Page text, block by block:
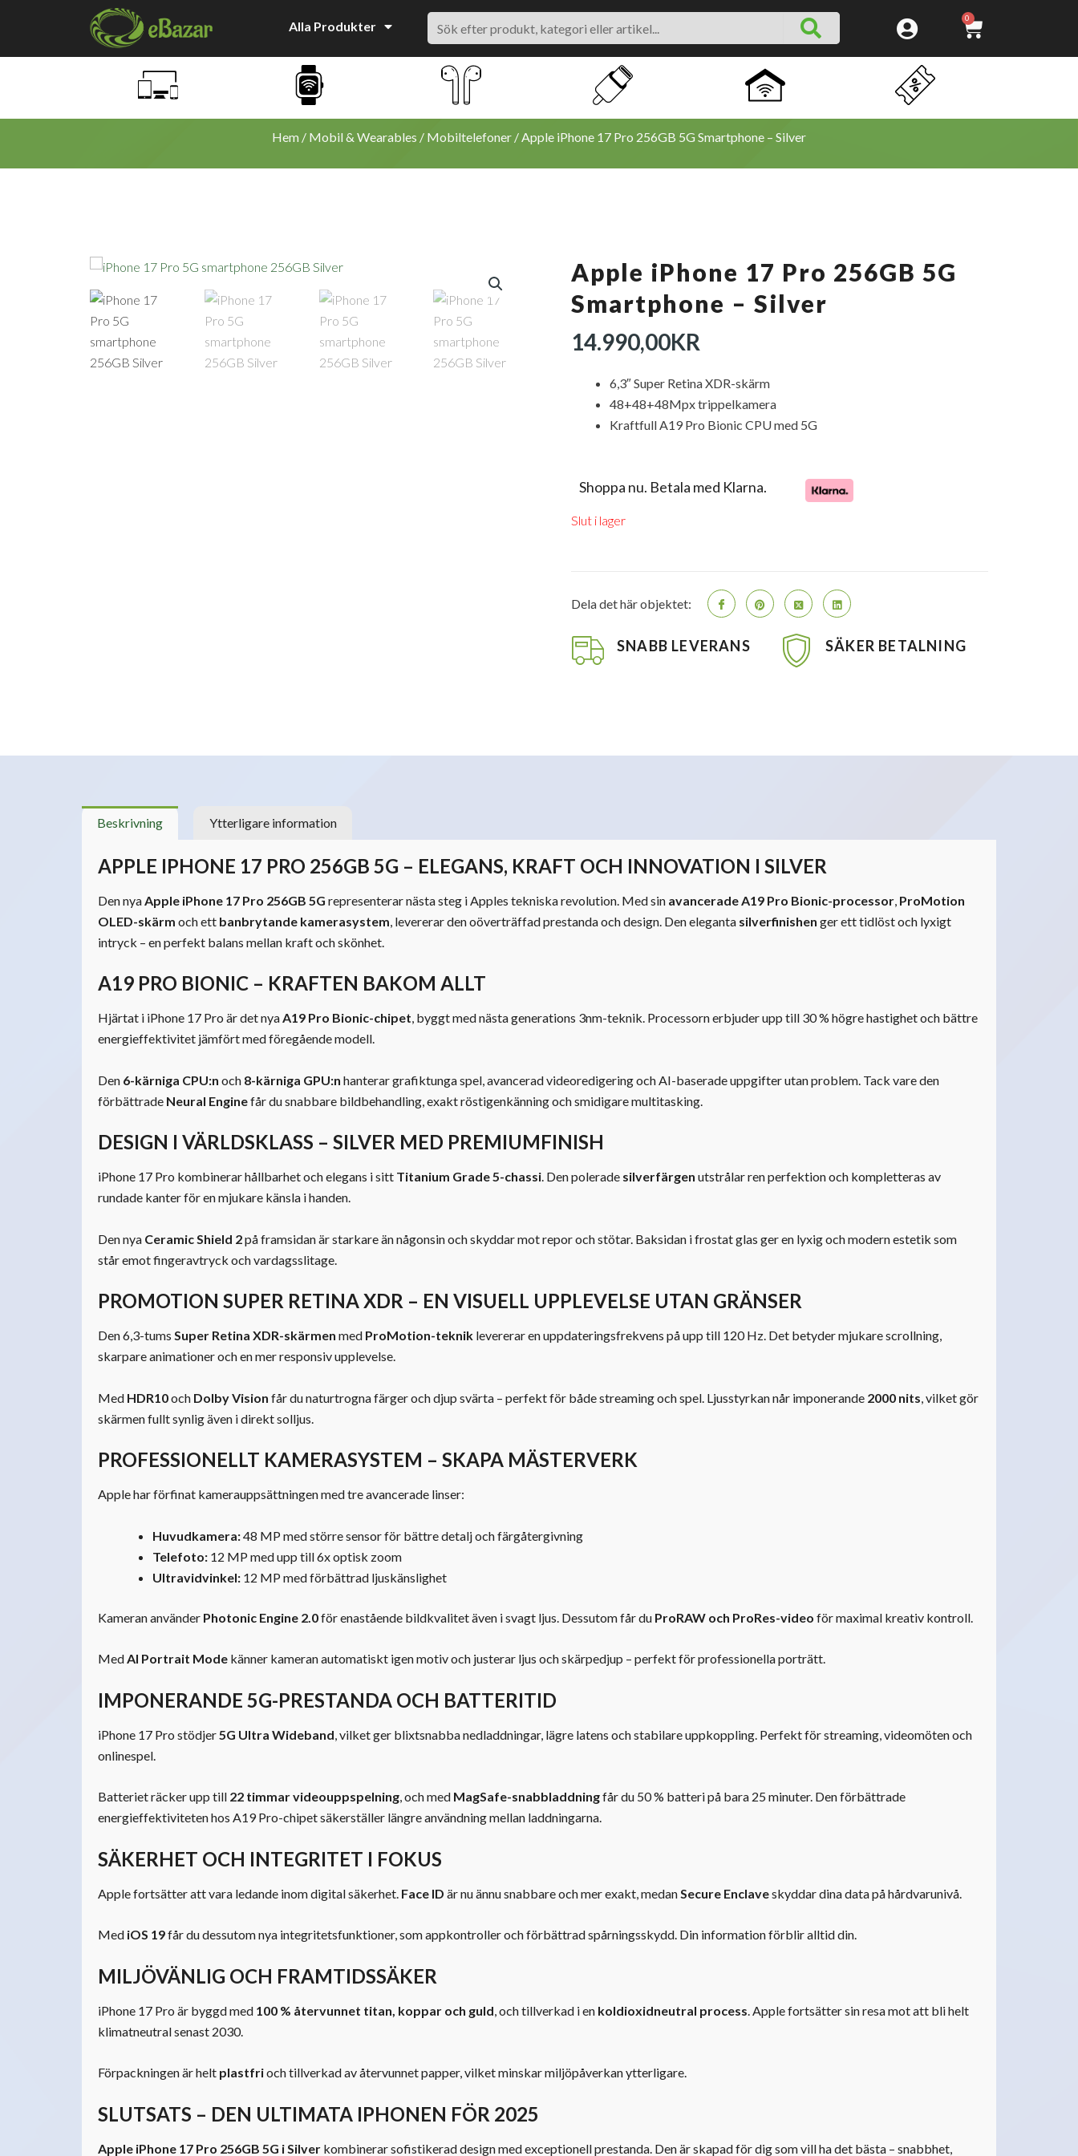
Alla Produkter
Search SEARCH 0
Hem / Mobil & Wearables / Mobiltelefoner / Apple iPhone 17 Pro 256GB 5G Smartphone – Silver
Apple iPhone 17 Pro 256GB 5G
Smartphone – Silver
14.990,00KR
6,3″ Super Retina XDR-skärm
48+48+48Mpx trippelkamera
Kraftfull A19 Pro Bionic CPU med 5G
Shoppa nu. Betala med Klarna.
Slut i lager
Dela det här objektet:
SNABB LEVERANS SÄKER BETALNING
Beskrivning Ytterligare information
APPLE IPHONE 17 PRO 256GB 5G – ELEGANS, KRAFT OCH INNOVATION I SILVER
Den nya Apple iPhone 17 Pro 256GB 5G representerar nästa steg i Apples tekniska revolution. Med sin avancerade A19 Pro Bionic-processor ProMotion
OLED-skärm och ett banbrytande kamerasystem , levererar den oöverträffad prestanda och design. Den eleganta silverfinishen ger ett tidlöst och lyxigt
intryck – en perfekt balans mellan kraft och skönhet.
A19 PRO BIONIC – KRAFTEN BAKOM ALLT
Hjärtat i iPhone 17 Pro är det nyaA19 Pro Bionic-chipet, byggt med nästa generations 3nm-teknik. Processorn erbjuder upp till 30 % högre hastighet och bättre
energieffektivitet jämfört med föregående modell.
Den 6-kärniga CPU:n och 8-kärniga GPU:n hanterar grafiktunga spel, avancerad videoredigering och AI-baserade uppgifter utan problem. Tack vare den
förbättrade Neural Enginefår du snabbare bildbehandling, exakt röstigenkänning och smidigare multitasking.
DESIGN I VÄRLDSKLASS – SILVER MED PREMIUMFINISH
iPhone 17 Pro kombinerar hållbarhet och elegans i sitt Titanium Grade 5-chassi. Den polerade silverfärgen utstrålar ren perfektion och kompletteras av
rundade kanter för en mjukare känsla i handen.
Den nya Ceramic Shield 2på framsidan är starkare än någonsin och skyddar mot repor och stötar. Baksidan i frostat glas ger en lyxig och modern estetik som
står emot fingeravtryck och vardagsslitage.
PROMOTION SUPER RETINA XDR – EN VISUELL UPPLEVELSE UTAN GRÄNSER
Den 6,3-tums Super Retina XDR-skärmen med ProMotion-teknik levererar en uppdateringsfrekvens på upp till 120 Hz. Det betyder mjukare scrollning,
skarpare animationer och en mer responsiv upplevelse.
Med HDR10och Dolby Vision får du naturtrogna färger och djup svärta – perfekt för både streaming och spel. Ljusstyrkan når imponerande 2000 nits , vilket gör
skärmen fullt synlig även i direkt solljus.
PROFESSIONELLT KAMERASYSTEM – SKAPA MÄSTERVERK
Apple har förfinat kamerauppsättningen med tre avancerade linser:
Huvudkamera:48 MP med större sensor för bättre detalj och färgåtergivning
Telefoto: 12 MP med upp till 6x optisk zoom
Ultravidvinkel: 12 MP med förbättrad ljuskänslighet
Kameran använder Photonic Engine 2.0för enastående bildkvalitet även i svagt ljus. Dessutom får du ProRAW och ProRes-video för maximal kreativ kontroll.
MedAI Portrait Mode känner kameran automatiskt igen motiv och justerar ljus och skärpedjup – perfekt för professionella porträtt.
IMPONERANDE 5G-PRESTANDA OCH BATTERITID
iPhone 17 Pro stödjer 5G Ultra Wideband , vilket ger blixtsnabba nedladdningar, lägre latens och stabilare uppkoppling. Perfekt för streaming, videomöten och
onlinespel.
Batteriet räcker upp till 22 timmar videouppspelning, och med MagSafe-snabb­laddningfår du 50 % batteri på bara 25 minuter. Den förbättrade
energieffektiviteten hos A19 Pro-chipet säkerställer längre användning mellan laddningarna.
SÄKERHET OCH INTEGRITET I FOKUS
Apple fortsätter att vara ledande inom digital säkerhet. Face ID är nu ännu snabbare och mer exakt, medan Secure Enclaveskyddar dina data på hårdvarunivå.
Med iOS 19får du dessutom nya integritetsfunktioner, som appkontroller och förbättrad spårningsskydd. Din information förblir alltid din.
MILJÖVÄNLIG OCH FRAMTIDSSÄKER
iPhone 17 Pro är byggd med 100 % återvunnet titan, koppar och guld , och tillverkad i en koldioxidneutral process . Apple fortsätter sin resa mot att bli helt
klimatneutral senast 2030.
Förpackningen är helt plastfrioch tillverkad av återvunnet papper, vilket minskar miljöpåverkan ytterligare.
SLUTSATS – DEN ULTIMATA IPHONEN FÖR 2025
Apple iPhone 17 Pro 256GB 5G i Silver kombinerar sofistikerad design med exceptionell prestanda. Den är skapad för dig som vill ha det bästa – snabbhet,